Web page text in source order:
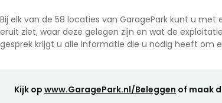
Bij elk van de 58 locaties van GaragePark kunt u
eruit ziet, waar deze gelegen zijn en wat de
gesprek krijgt u alle informatie die u nodig heeft om
Kijk op www.GaragePark.nl/Beleggen of maak